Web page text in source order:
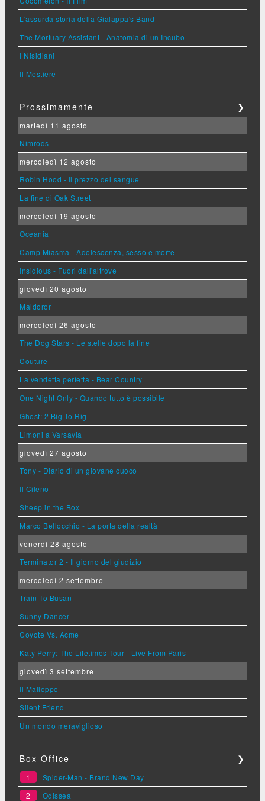
L'assurda storia della Gialappa's Band
The Mortuary Assistant - Anatomia di un Incubo
I Nisidiani
Il Mestiere
Prossimamente ❯
martedì 11 agosto
Nimrods
mercoledì 12 agosto
Robin Hood - Il prezzo del sangue
La fine di Oak Street
mercoledì 19 agosto
Oceania
Camp Miasma - Adolescenza, sesso e morte
Insidious - Fuori dall'altrove
giovedì 20 agosto
Maldoror
mercoledì 26 agosto
The Dog Stars - Le stelle dopo la fine
Couture
La vendetta perfetta - Bear Country
One Night Only - Quando tutto è possibile
Ghost: 2 Big To Rig
Limoni a Varsavia
giovedì 27 agosto
Tony - Diario di un giovane cuoco
Il Cileno
Sheep in the Box
Marco Bellocchio - La porta della realtà
venerdì 28 agosto
Terminator 2 - Il giorno del giudizio
mercoledì 2 settembre
Train To Busan
Sunny Dancer
Coyote Vs. Acme
Katy Perry: The Lifetimes Tour - Live From Paris
giovedì 3 settembre
Il Malloppo
Silent Friend
Un mondo meraviglioso
Box Office ❯
1
Spider-Man - Brand New Day
2
Odissea